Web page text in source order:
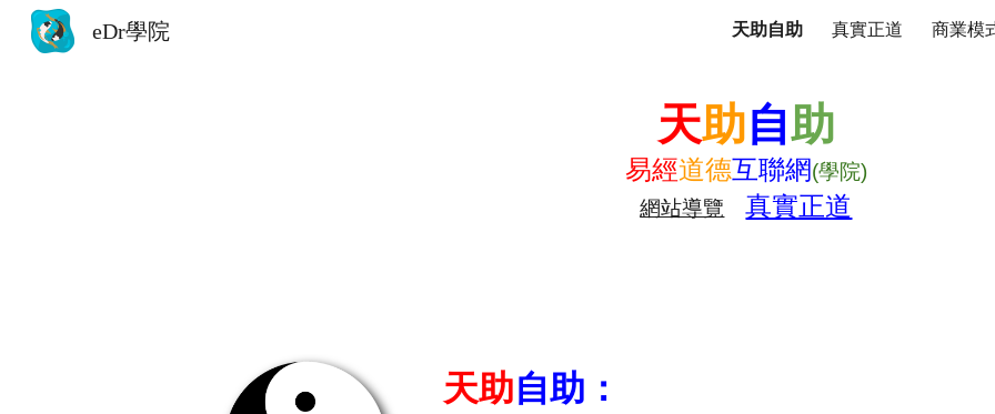
Skip to
eDr學院 天助自助 真實正道 商業模
天助自助
易經道德互聯網(學院)
網站導覽
真實正道
天助自助 ：